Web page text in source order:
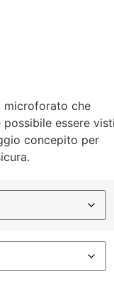
microforato che
essere visti
concepito per